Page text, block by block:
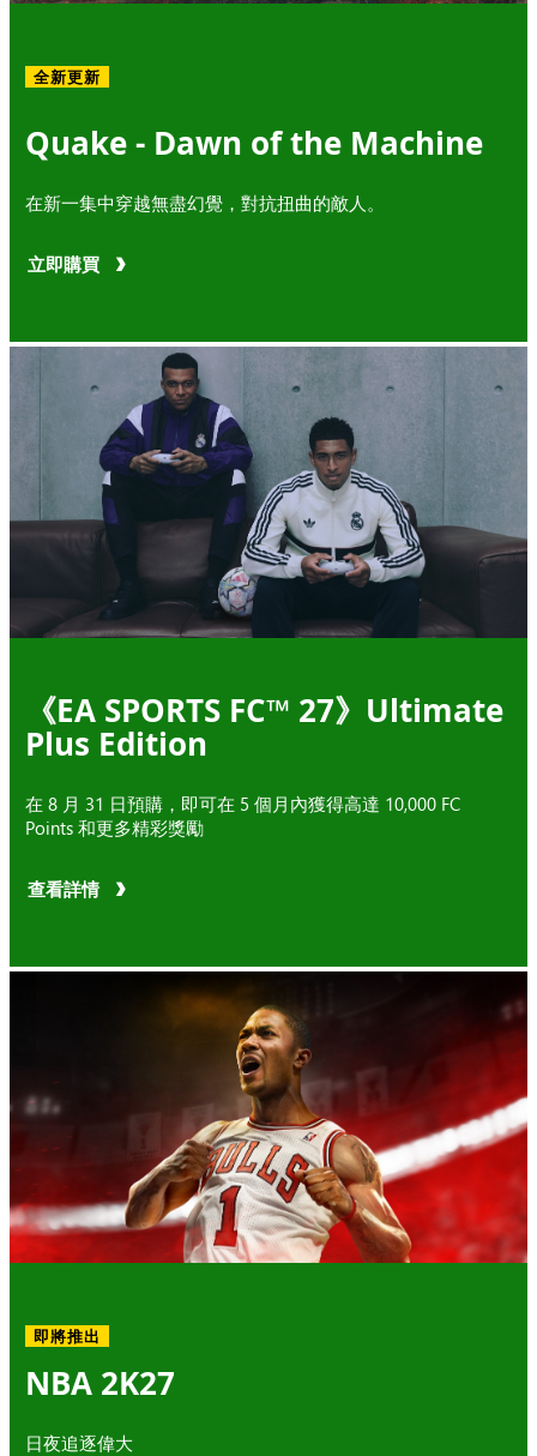
全新更新
Quake - Dawn of the Machine
在新一集中穿越無盡幻覺，對抗扭曲的敵人。
立即購買
《EA SPORTS FC™ 27》Ultimate
Plus Edition
在 8 月 31 日預購，即可在 5 個月內獲得高達 10,000 FC
Points 和更多精彩獎勵
查看詳情
即將推出
NBA 2K27
日夜追逐偉大